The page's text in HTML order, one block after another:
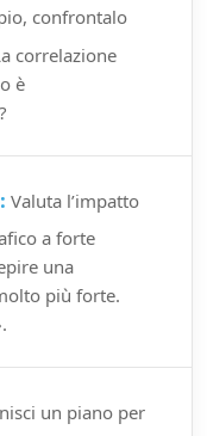
confrontalo
correlazione
è
Valuta l’impatto
a forte
una
più forte.
un piano per